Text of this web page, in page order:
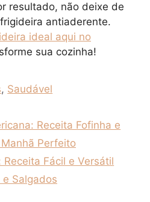
resultado, não deixe de
antiaderente.
ideal aqui no
sua cozinha!
, Saudável
Receita Fofinha e
Perfeito
Receita Fácil e Versátil
e Salgados